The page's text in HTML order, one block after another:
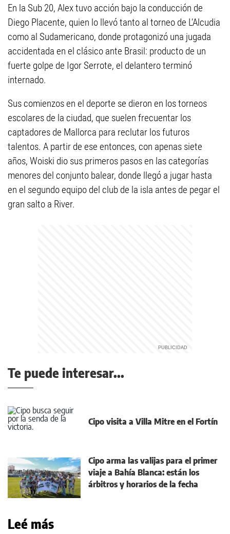
En la Sub 20, Alex tuvo acción bajo la conducción de
Diego Placente, quien lo llevó tanto al torneo de L’Alcudia
como al Sudamericano, donde protagonizó una jugada
accidentada en el clásico ante Brasil: producto de un
fuerte golpe de Igor Serrote, el delantero terminó
internado.
Sus comienzos en el deporte se dieron en los torneos
escolares de la ciudad, que suelen frecuentar los
captadores de Mallorca para reclutar los futuros
talentos. A partir de ese entonces, con apenas siete
años, Woiski dio sus primeros pasos en las categorías
menores del conjunto balear, donde llegó a jugar hasta
en el segundo equipo del club de la isla antes de pegar el
gran salto a River.
Te puede interesar...
Cipo visita a Villa Mitre en el Fortín
Cipo arma las valijas para el primer
viaje a Bahía Blanca: están los
árbitros y horarios de la fecha
Leé más